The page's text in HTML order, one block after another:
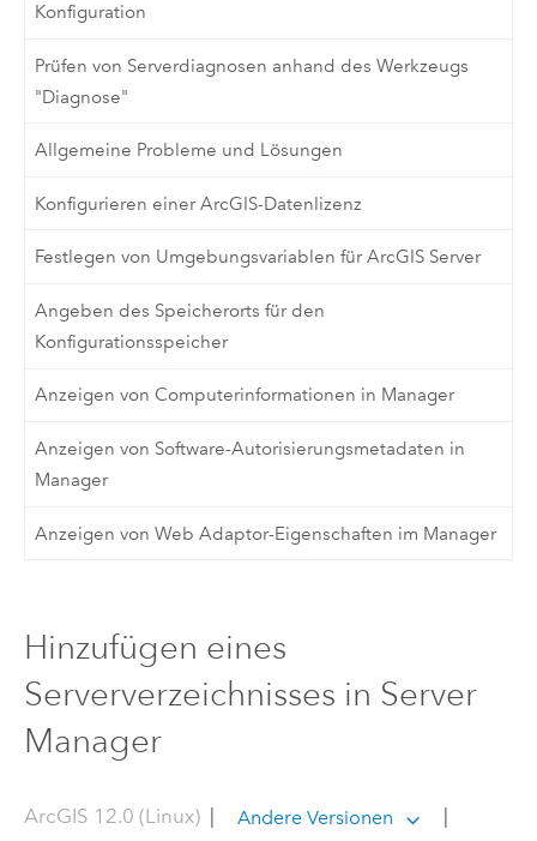
Konfiguration
Prüfen von Serverdiagnosen anhand des Werkzeugs
"Diagnose"
Allgemeine Probleme und Lösungen
Konfigurieren einer ArcGIS-Datenlizenz
Festlegen von Umgebungsvariablen für ArcGIS Server
Angeben des Speicherorts für den
Konfigurationsspeicher
Anzeigen von Computerinformationen in Manager
Anzeigen von Software-Autorisierungsmetadaten in
Manager
Anzeigen von Web Adaptor-Eigenschaften im Manager
Hinzufügen eines
Serververzeichnisses in Server
Manager
ArcGIS 12.0 (Linux)| Andere Versionen